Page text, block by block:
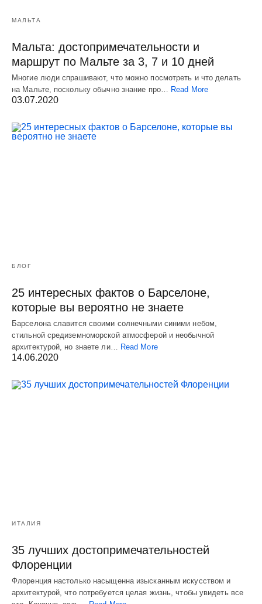
МАЛЬТА
Мальта: достопримечательности и
маршрут по Мальте за 3, 7 и 10 дней
Многие люди спрашивают, что можно посмотреть и что делать
на Мальте, поскольку обычно знание про… Read More
03.07.2020
БЛОГ
25 интересных фактов о Барселоне,
которые вы вероятно не знаете
Барселона славится своими солнечными синими небом,
стильной средиземноморской атмосферой и необычной
архитектурой, но знаете ли…
Read More
14.06.2020
ИТАЛИЯ
35 лучших достопримечательностей
Флоренции
Флоренция настолько насыщенна изысканным искусством и
архитектурой, что потребуется целая жизнь, чтобы увидеть все